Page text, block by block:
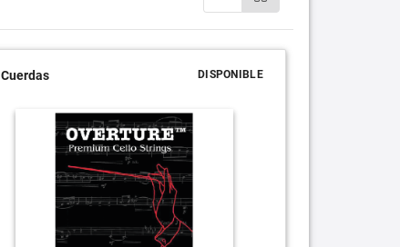
Cuerdas DISPONIBLE